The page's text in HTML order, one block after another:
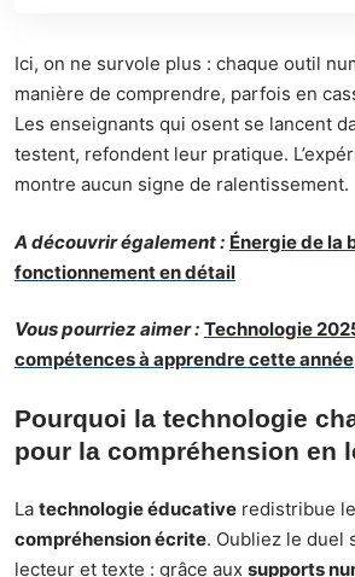
Ici, on ne survole plus : chaque outil
manière de comprendre, parfois en
Les enseignants qui osent se lancent
testent, refondent leur pratique.
montre aucun signe de ralentissement.
A découvrir également : Énergie de la
fonctionnement en détail
Vous pourriez aimer : Technologie
compétences à apprendre cette année
Pourquoi la technologie
pour la compréhension en
La technologie éducative redistribue
compréhension écrite. Oubliez le duel
lecteur et texte : grâce aux supports